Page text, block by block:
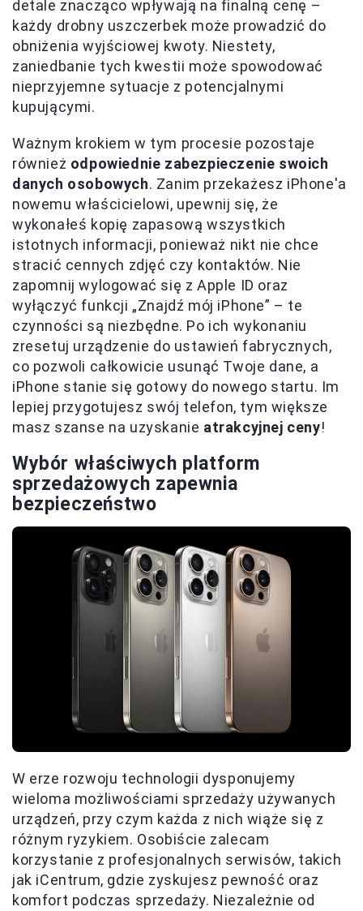
detale znacząco wpływają na finalną cenę –
każdy drobny uszczerbek może prowadzić do
obniżenia wyjściowej kwoty. Niestety,
zaniedbanie tych kwestii może spowodować
nieprzyjemne sytuacje z potencjalnymi
kupującymi.
Ważnym krokiem w tym procesie pozostaje
również odpowiednie zabezpieczenie swoich
danych osobowych. Zanim przekażesz iPhone'a
nowemu właścicielowi, upewnij się, że
wykonałeś kopię zapasową wszystkich
istotnych informacji, ponieważ nikt nie chce
stracić cennych zdjęć czy kontaktów. Nie
zapomnij wylogować się z Apple ID oraz
wyłączyć funkcji „Znajdź mój iPhone” – te
czynności są niezbędne. Po ich wykonaniu
zresetuj urządzenie do ustawień fabrycznych,
co pozwoli całkowicie usunąć Twoje dane, a
iPhone stanie się gotowy do nowego startu. Im
lepiej przygotujesz swój telefon, tym większe
masz szanse na uzyskanie atrakcyjnej ceny!
Wybór właściwych platform
sprzedażowych zapewnia
bezpieczeństwo
W erze rozwoju technologii dysponujemy
wieloma możliwościami sprzedaży używanych
urządzeń, przy czym każda z nich wiąże się z
różnym ryzykiem. Osobiście zalecam
korzystanie z profesjonalnych serwisów, takich
jak iCentrum, gdzie zyskujesz pewność oraz
komfort podczas sprzedaży. Niezależnie od